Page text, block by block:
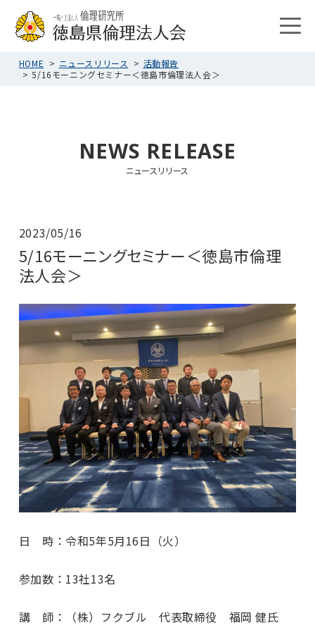
HOME ニュースリリース
活動報告
5/16モーニングセミナー＜徳島市倫理法人会＞
NEWS RELEASE
ニュースリリース
2023/05/16
5/16モーニングセミナー＜徳島市倫理
法人会＞
日 時：令和5年5月16日（火）
参加数：13社13名
講 師：（株）フクブル 代表取締役 福岡 健氏